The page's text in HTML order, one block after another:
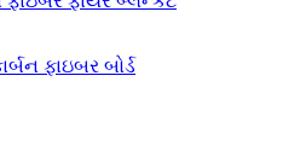
ફાઇબર બોર્ડ